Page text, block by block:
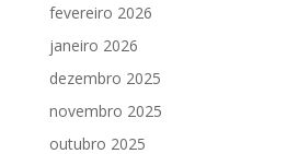
fevereiro 2026
janeiro 2026
dezembro 2025
novembro 2025
outubro 2025